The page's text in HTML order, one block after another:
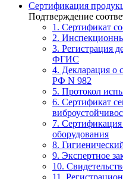
Сертификация
Подтверждение
1. Сертификат
2.
3. Регистрация
ФГИС
4. Декларация о
РФ N 982
5. Протокол
6. Сертификат
7.
оборудования
8.
9. Экспертное
10.
11.